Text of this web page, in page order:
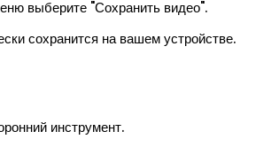
выберите "Сохранить видео".
сохранится на вашем устройстве.
инструмент.